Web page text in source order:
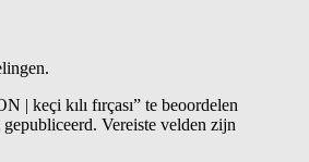
| keçi kılı fırçası” te beoordelen
Vereiste velden zijn